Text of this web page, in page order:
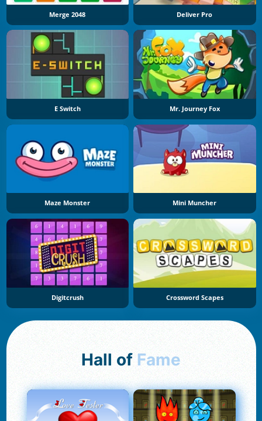
Merge 2048 Deliver Pro
E Switch Mr. Journey Fox
Maze Monster Mini Muncher
Digitcrush Crossword Scapes
Hall of Fame